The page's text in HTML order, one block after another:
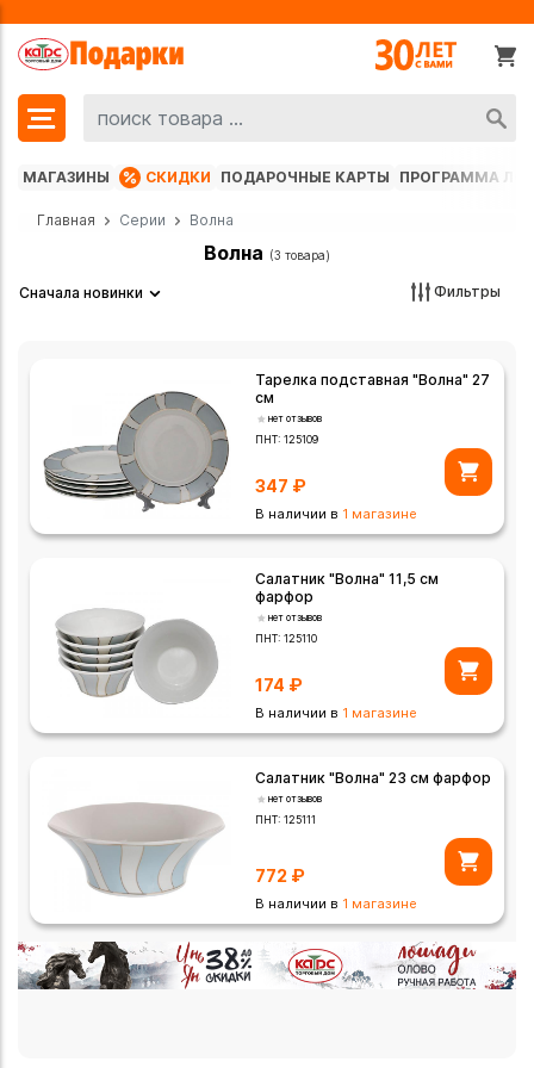
МАГАЗИНЫ СКИДКИ ПОДАРОЧНЫЕ КАРТЫ ПРОГРАММА
Главная Серии Волна
Волна (3 товара)
Сначала новинки Фильтры
Тарелка подставная "Волна" 27
см
нет отзывов
ПНТ:125109
347 ₽
В наличии в 1 магазине
Салатник "Волна" 11,5 см
фарфор
нет отзывов
ПНТ:125110
174 ₽
В наличии в 1 магазине
Салатник "Волна" 23 см фарфор
нет отзывов
ПНТ:125111
772 ₽
В наличии в 1 магазине